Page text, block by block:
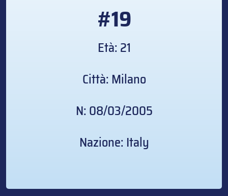
#19
Età: 21
Città: Milano
N: 08/03/2005
Nazione: Italy